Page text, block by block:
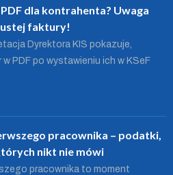
dla kontrahenta? Uwaga
faktury!
Dyrektora KIS pokazuje,
w PDF po wystawieniu ich w KSeF
pracownika – podatki,
nikt nie mówi
pracownika to moment